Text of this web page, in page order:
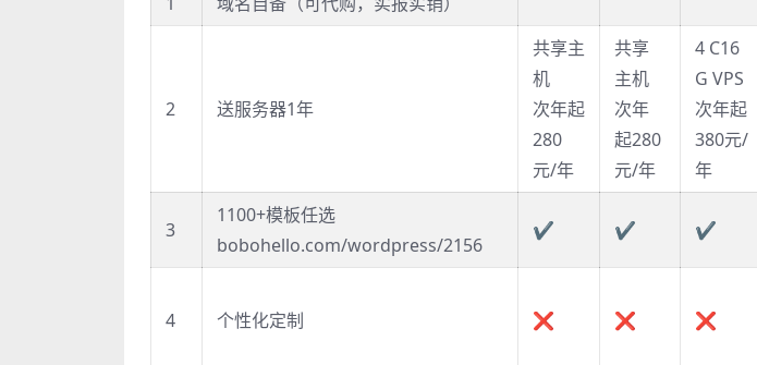
2 送服务器1年
共享主
机
次年起
280
元/年
共享
主机
次年
起280
元/年
4 C16
G VPS
次年起
380元/
年️
3
1100+模板任选
bobohello.com/wordpress/2156
✔ ✔ ✔
4 个性化定制 ❌ ❌ ❌